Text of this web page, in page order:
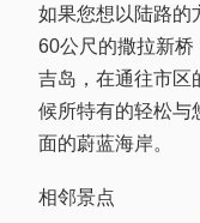
如果您想以陆路的
60公尺的撒拉新
吉岛，在通往市区
候所特有的轻松与
面的蔚蓝海岸。
相邻景点